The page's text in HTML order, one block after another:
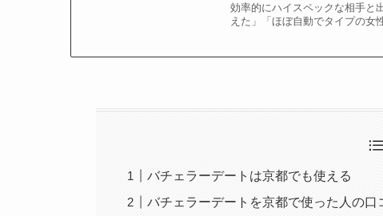
効率的にハイスペックな相手と
えた」「ほぼ自動でタイプの女
バチェラーデートは京都でも使える
バチェラーデートを京都で使った人の口